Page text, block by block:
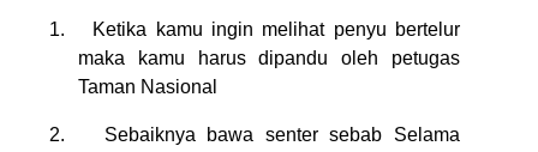
1.
Ketika kamu ingin melihat penyu bertelur
maka kamu harus dipandu oleh petugas
Taman Nasional
2.
Sebaiknya bawa senter sebab Selama